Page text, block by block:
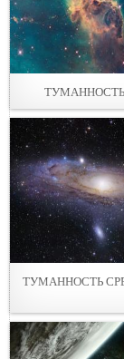
ТУМАННОСТЬ